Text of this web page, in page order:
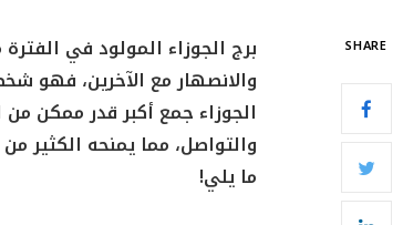
SHARE
والانصهار مع الآخرين، فهو
الجوزاء جمع أكبر قدر ممكن
والتواصل، مما يمنحه الكثير
ما يلي!